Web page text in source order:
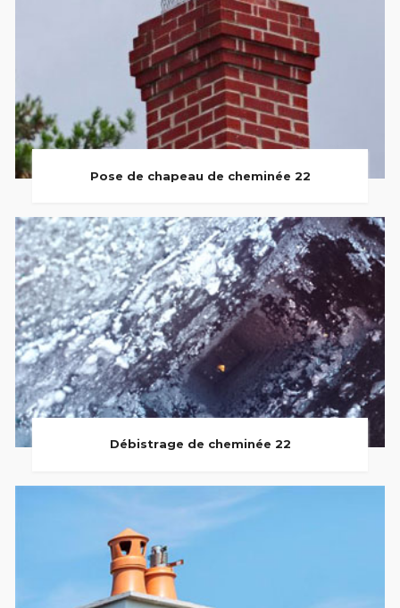
Pose de chapeau de cheminée 22
Débistrage de cheminée 22